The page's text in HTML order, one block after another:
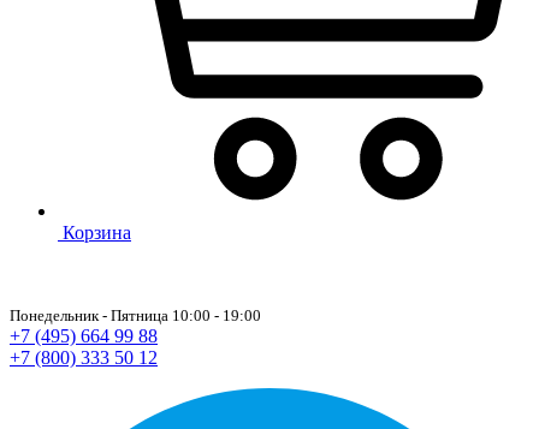
Корзина
Понедельник - Пятница 10:00 - 19:00
+7 (495) 664 99 88
+7 (800) 333 50 12